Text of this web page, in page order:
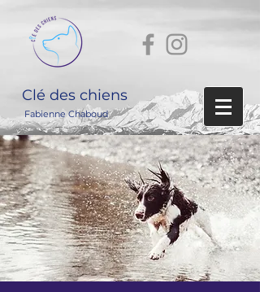
Clé des chiens
Fabienne Chaboud